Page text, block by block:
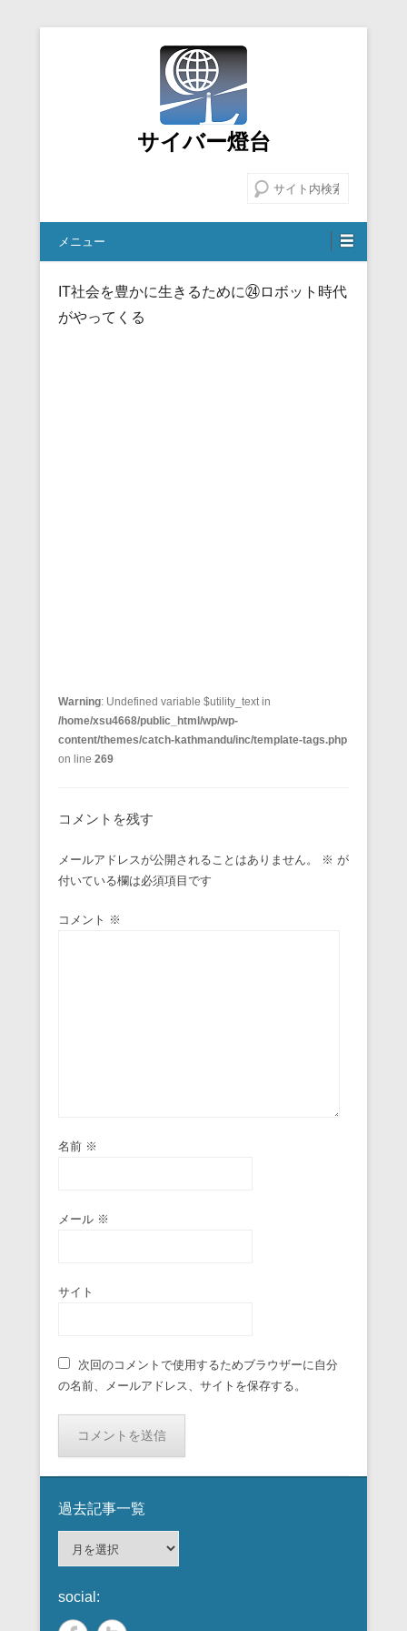
サイバー燈台
メニュー
IT社会を豊かに生きるために㉔ロボット時代
がやってくる
Warning: Undefined variable $utility_text in
/home/xsu4668/public_html/wp/wp-
content/themes/catch-kathmandu/inc/template-tags.php
on line 269
コメントを残す
メールアドレスが公開されることはありません。 ※ が
付いている欄は必須項目です
コメント ※
名前 ※
メール ※
サイト
次回のコメントで使用するためブラウザーに自分
の名前、メールアドレス、サイトを保存する。
過去記事一覧
事
一
social: